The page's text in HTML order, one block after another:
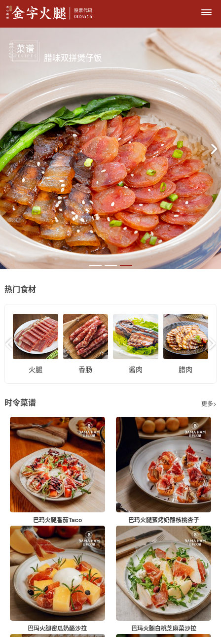
热门食材
火腿 香肠 酱肉 腊肉
更多>
时令菜谱
巴玛火腿番茄Taco 巴玛火腿蜜烤奶酪核桃杏子
巴玛火腿密瓜奶酪沙拉 巴玛火腿白桃芝麻菜沙拉